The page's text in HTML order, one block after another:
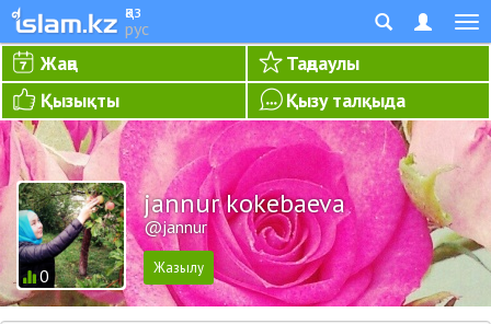
қаз
рус
Жаңа
Таңдаулы
Қызықты
Қызу талқыда
0
jannur kokebaeva
@jannur